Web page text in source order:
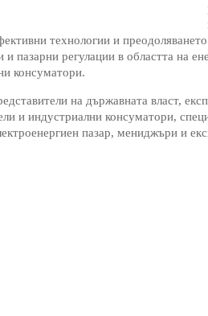
технологии и
пазарни регулации в областта на
консуматори.
на държавната власт,
и индустриални консуматори,
пазар, мениджъри и